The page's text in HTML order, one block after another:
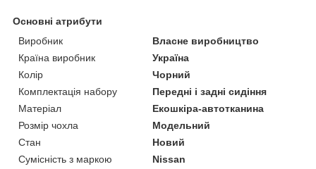
Основні атрибути
Виробник
Власне виробництво
Країна виробник
Україна
Колір
Чорний
Комплектація набору
Передні і задні сидіння
Матеріал
Екошкіра-автотканина
Розмір чохла
Модельний
Стан
Новий
Сумісність з маркою
Nissan